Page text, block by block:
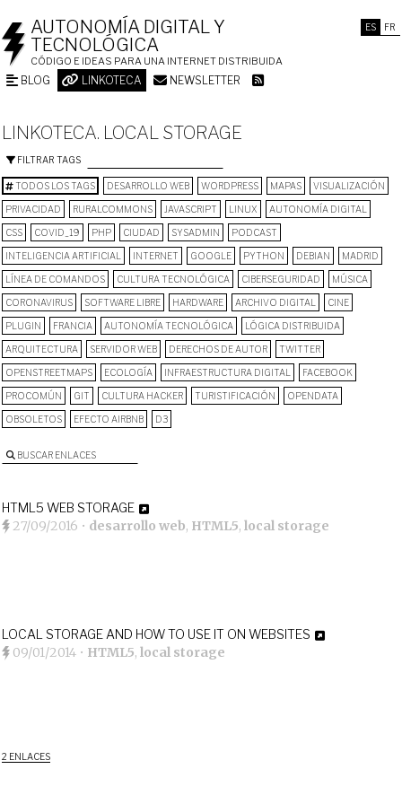
ES FR
AUTONOMÍA DIGITAL Y
TECNOLÓGICA
CÓDIGO E IDEAS PARA UNA INTERNET DISTRIBUIDA
BLOG LINKOTECA NEWSLETTER
LINKOTECA. LOCAL STORAGE
FILTRAR TAGS
TODOS LOS TAGS DESARROLLO WEB WORDPRESS MAPAS VISUALIZACIÓN
PRIVACIDAD RURALCOMMONS JAVASCRIPT LINUX AUTONOMÍA DIGITAL
CSS COVID_19 PHP CIUDAD SYSADMIN PODCAST
INTELIGENCIA ARTIFICIAL INTERNET GOOGLE PYTHON DEBIAN MADRID
LÍNEA DE COMANDOS CULTURA TECNOLÓGICA CIBERSEGURIDAD MÚSICA
CORONAVIRUS SOFTWARE LIBRE HARDWARE ARCHIVO DIGITAL CINE
PLUGIN FRANCIA AUTONOMÍA TECNOLÓGICA LÓGICA DISTRIBUIDA
ARQUITECTURA SERVIDOR WEB DERECHOS DE AUTOR TWITTER
OPENSTREETMAPS ECOLOGÍA INFRAESTRUCTURA DIGITAL FACEBOOK
PROCOMÚN GIT CULTURA HACKER TURISTIFICACIÓN OPENDATA
OBSOLETOS EFECTO AIRBNB D3
BUSCAR ENLACES
HTML5 WEB STORAGE
27/09/2016 • desarrollo web, HTML5,local storage
LOCAL STORAGE AND HOW TO USE IT ON WEBSITES
09/01/2014 • HTML5,local storage
2 ENLACES